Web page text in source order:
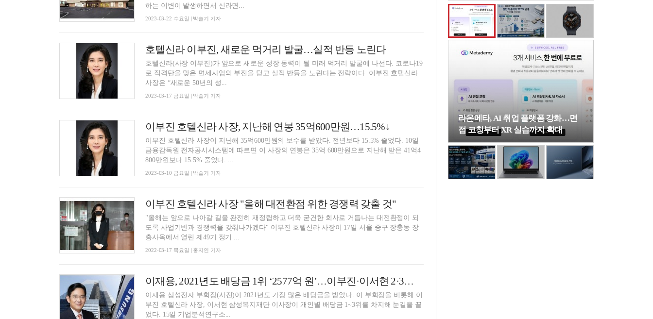
하는 이변이 발생하면서 신라면...
2023-03-22 수요일 | 박슬기 기자
호텔신라 이부진, 새로운 먹거리 발굴…실적 반등 노린다
호텔신라(사장 이부진)가 앞으로 새로운 성장 동력이 될 미래 먹거리 발굴에 나선다. 코로나19
로 직격탄을 맞은 면세사업의 부진을 딛고 실적 반등을 노린다는 전략이다. 이부진 호텔신라
사장은 “새로운 50년의 성...
2023-03-17 금요일 | 박슬기 기자
이부진 호텔신라 사장, 지난해 연봉 35억600만원…15.5%↓
이부진 호텔신라 사장이 지난해 35억600만원의 보수를 받았다. 전년보다 15.5% 줄었다. 10일
금융감독원 전자공시시스템에 따르면 이 사장의 연봉은 35억 600만원으로 지난해 받은 41억4
800만원보다 15.5% 줄었다. ...
2023-03-10 금요일 | 박슬기 기자
이부진 호텔신라 사장 "올해 대전환점 위한 경쟁력 갖출 것"
"올해는 앞으로 나아갈 길을 완전히 재정립하고 더욱 굳건한 회사로 거듭나는 대전환점이 되
도록 사업기반과 경쟁력을 갖춰나가겠다" 이부진 호텔신라 사장이 17일 서울 중구 장충동 장
충사옥에서 열린 제49기 정기 ...
2022-03-17 목요일 | 홍지인 기자
이재용, 2021년도 배당금 1위 ‘2577억 원’…이부진·이서현 2·3위 차지
이재용 삼성전자 부회장(사진)이 2021년도 가장 많은 배당금을 받았다. 이 부회장을 비롯해 이
부진 호텔신라 사장, 이서현 삼성복지재단 이사장이 개인별 배당금 1~3위를 차지해 눈길을 끌
었다. 15일 기업분석연구소...
라온메타, AI 취업 플랫폼 강화…면
접 코칭부터 XR 실습까지 확대